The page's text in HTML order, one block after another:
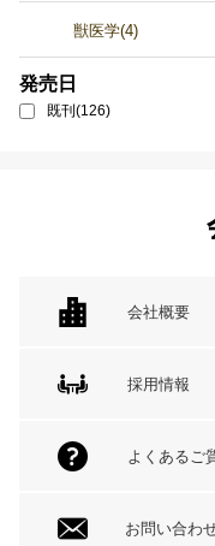
獣医学(4)
発売日
既刊(126)
会社概要
採用情報
よくあるご
お問い合わ